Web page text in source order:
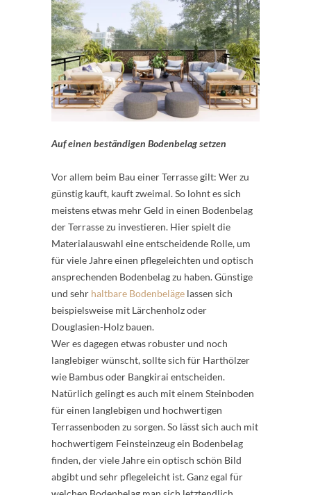
Auf einen beständigen Bodenbelag setzen
Vor allem beim Bau einer Terrasse gilt: Wer zu
günstig kauft, kauft zweimal. So lohnt es sich
meistens etwas mehr Geld in einen Bodenbelag
der Terrasse zu investieren. Hier spielt die
Materialauswahl eine entscheidende Rolle, um
für viele Jahre einen pflegeleichten und optisch
ansprechenden Bodenbelag zu haben. Günstige
und sehr haltbare Bodenbeläge lassen sich
beispielsweise mit Lärchenholz oder
Douglasien-Holz bauen.
Wer es dagegen etwas robuster und noch
langlebiger wünscht, sollte sich für Harthölzer
wie Bambus oder Bangkirai entscheiden.
Natürlich gelingt es auch mit einem Steinboden
für einen langlebigen und hochwertigen
Terrassenboden zu sorgen. So lässt sich auch mit
hochwertigem Feinsteinzeug ein Bodenbelag
finden, der viele Jahre ein optisch schön Bild
abgibt und sehr pflegeleicht ist. Ganz egal für